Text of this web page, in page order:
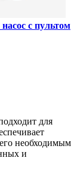
с пультом
для
необходимым
и